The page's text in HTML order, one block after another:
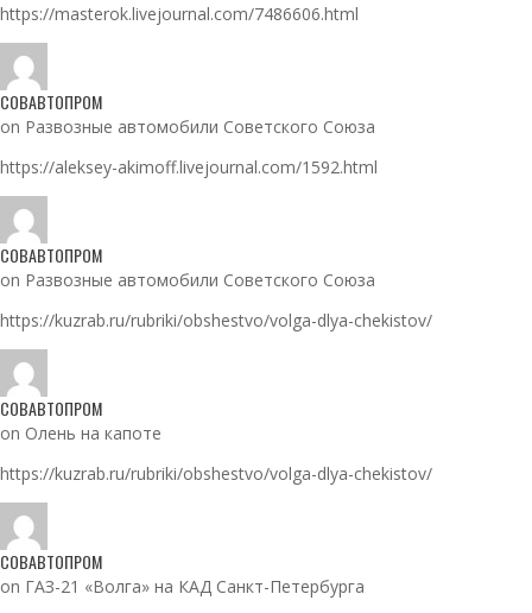
https://masterok.livejournal.com/7486606.html
СОВАВТОПРОМ
on Развозные автомобили Советского Союза
https://aleksey-akimoff.livejournal.com/1592.html
СОВАВТОПРОМ
on Развозные автомобили Советского Союза
https://kuzrab.ru/rubriki/obshestvo/volga-dlya-chekistov/
СОВАВТОПРОМ
on Олень на капоте
https://kuzrab.ru/rubriki/obshestvo/volga-dlya-chekistov/
СОВАВТОПРОМ
on ГАЗ-21 «Волга» на КАД Санкт-Петербурга